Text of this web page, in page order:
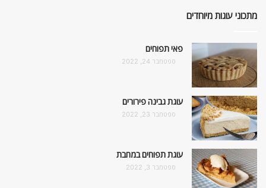
מתכוני עוגות מיוחדים
פאי תפוחים
ספטמבר 24, 2022
עוגת גבינה פירורים
ספטמבר 23, 2022
עוגת תפוחים במחבת
ספטמבר 3, 2022